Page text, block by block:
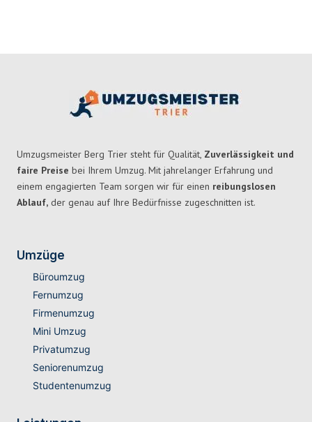
Umzugsmeister Berg Trier steht für Qualität, Zuverlässigkeit und
faire Preise bei Ihrem Umzug. Mit jahrelanger Erfahrung und
einem engagierten Team sorgen wir für einen reibungslosen
Ablauf, der genau auf Ihre Bedürfnisse zugeschnitten ist.
Umzüge
Büroumzug
Fernumzug
Firmenumzug
Mini Umzug
Privatumzug
Seniorenumzug
Studentenumzug